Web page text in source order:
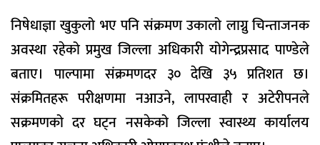
निषेधाज्ञा खुकुलो भए पनि संक्रमण उकालो लाग्नु चिन्ताजनक
अवस्था रहेको प्रमुख जिल्ला अधिकारी योगेन्द्रप्रसाद पाण्डेले
बताए। पाल्पामा संक्रमणदर ३० देखि ३५ प्रतिशत छ।
संक्रमितहरू परीक्षणमा नआउने, लापरवाही र अटेरीपनले
सक्रमणको दर घट्न नसकेको जिल्ला स्वास्थ्य कार्यालय